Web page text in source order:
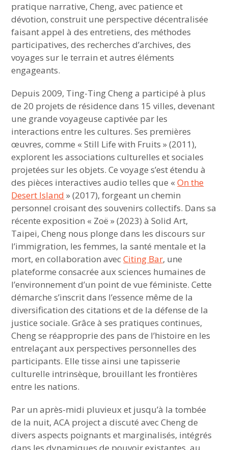
pratique narrative, Cheng, avec patience et
dévotion, construit une perspective décentralisée
faisant appel à des entretiens, des méthodes
participatives, des recherches d’archives, des
voyages sur le terrain et autres éléments
engageants.
Depuis 2009, Ting-Ting Cheng a participé à plus
de 20 projets de résidence dans 15 villes, devenant
une grande voyageuse captivée par les
interactions entre les cultures. Ses premières
œuvres, comme « Still Life with Fruits » (2011),
explorent les associations culturelles et sociales
projetées sur les objets. Ce voyage s’est étendu à
des pièces interactives audio telles que «On the
Desert Island » (2017), forgeant un chemin
personnel croisant des souvenirs collectifs. Dans sa
récente exposition « Zoë » (2023) à Solid Art,
Taipei, Cheng nous plonge dans les discours sur
l’immigration, les femmes, la santé mentale et la
mort, en collaboration avecCiting Bar, une
plateforme consacrée aux sciences humaines de
l’environnement d’un point de vue féministe. Cette
démarche s’inscrit dans l’essence même de la
diversification des citations et de la défense de la
justice sociale. Grâce à ses pratiques continues,
Cheng se réapproprie des pans de l’histoire en les
entrelaçant aux perspectives personnelles des
participants. Elle tisse ainsi une tapisserie
culturelle intrinsèque, brouillant les frontières
entre les nations.
Par un après-midi pluvieux et jusqu’à la tombée
de la nuit, ACA project a discuté avec Cheng de
divers aspects poignants et marginalisés, intégrés